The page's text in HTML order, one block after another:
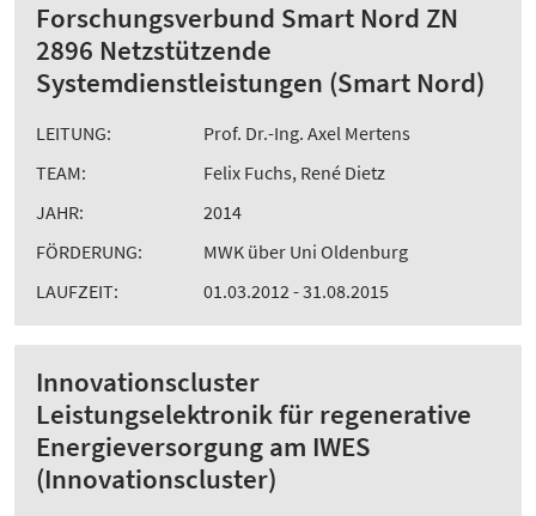
Forschungsverbund Smart Nord ZN
2896 Netzstützende
Systemdienstleistungen (Smart Nord)
LEITUNG:
Prof. Dr.-Ing. Axel Mertens
TEAM:
Felix Fuchs, René Dietz
JAHR:
2014
FÖRDERUNG:
MWK über Uni Oldenburg
LAUFZEIT:
01.03.2012 - 31.08.2015
Innovationscluster
Leistungselektronik für regenerative
Energieversorgung am IWES
(Innovationscluster)